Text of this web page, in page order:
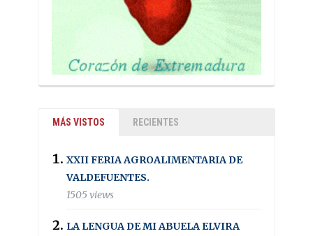
MÁS VISTOS RECIENTES
XXII FERIA AGROALIMENTARIA DE
VALDEFUENTES.
1505 views
LA LENGUA DE MI ABUELA ELVIRA